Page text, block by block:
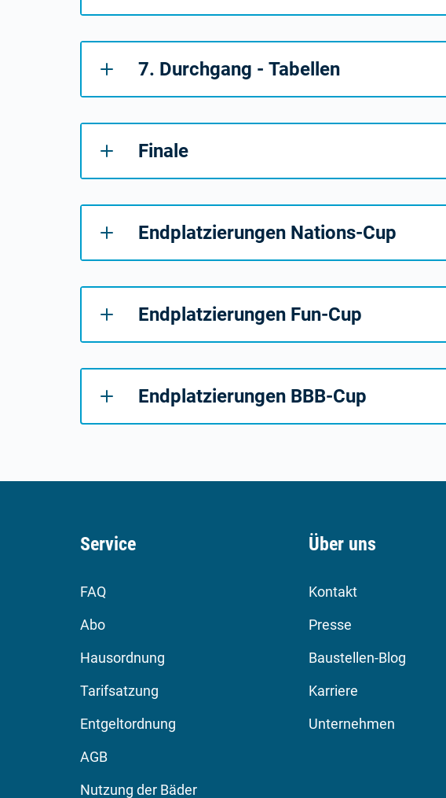
7. Durchgang - Tabellen
Finale
Endplatzierungen Nations-Cup
Endplatzierungen Fun-Cup
Endplatzierungen BBB-Cup
Service
FAQ
Abo
Hausordnung
Tarifsatzung
Entgeltordnung
AGB
Nutzung der Bäder
Über uns
Kontakt
Presse
Baustellen-Blog
Karriere
Unternehmen